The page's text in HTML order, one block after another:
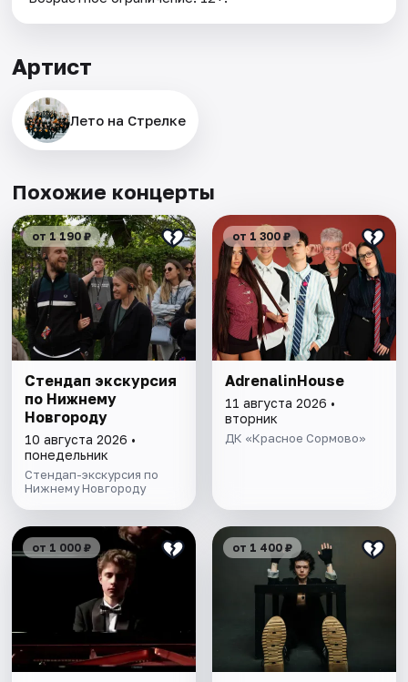
Артист
Лето на Стрелке
Похожие концерты
от 1 190 ₽
Стендап экскурсия
по Нижнему
Новгороду
10 августа 2026 •
понедельник
Стендап-экскурсия по
Нижнему Новгороду
от 1 300 ₽
AdrenalinHouse
11 августа 2026 •
вторник
ДК «Красное Сормово»
от 1 000 ₽ от 1 400 ₽